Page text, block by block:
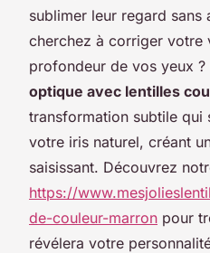
sublimer leur regard sans
cherchez à corriger votre
profondeur de vos yeux ?
optique avec lentilles
transformation subtile qui
votre iris naturel, créant
saisissant. Découvrez
https://
de-couleur-marron pour
révélera votre